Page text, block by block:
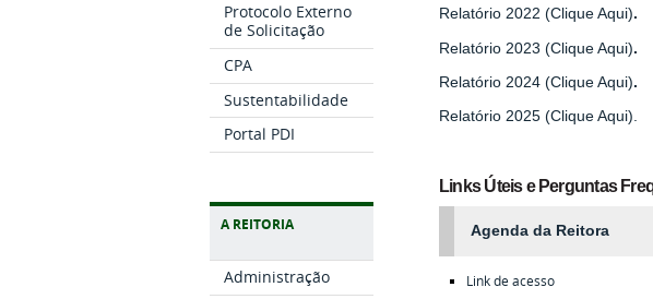
Protocolo Externo
de Solicitação
CPA
Sustentabilidade
Portal PDI
A REITORIA
Administração
Relatório 2022 (Clique Aqui).
Relatório 2023 (Clique Aqui).
Relatório 2024 (Clique Aqui).
Relatório 2025 (Clique Aqui).
Links Úteis e Perguntas
Agenda da Reitora
Link de acesso